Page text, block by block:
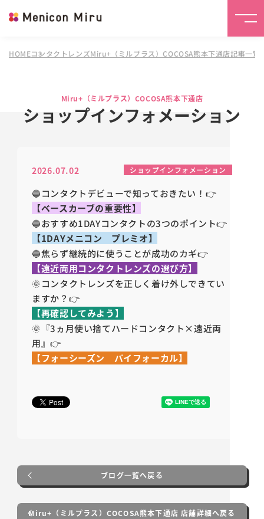
HOMEコンタクトレンズMiru+（ミルプラス）COCOSA熊本下通店記事一覧
Miru+（ミルプラス）COCOSA熊本下通店
ショップインフォメーション
2026.07.02 ショップインフォメーション
🔵コンタクトデビューで知っておきたい！👉
【ベースカーブの重要性】
🔵おすすめ1DAYコンタクトの3つのポイント👉
【1DAYメニコン プレミオ】
🔵焦らず継続的に使うことが成功のカギ👉
【遠近両用コンタクトレンズの選び方】
🌞コンタクトレンズを正しく着け外しできてい
ますか？👉
【再確認してみよう】
🌞『3ヵ月使い捨てハードコンタクト×遠近両
用』👉
【フォーシーズン バイフォーカル】
ブログ一覧へ戻る
Miru+（ミルプラス）COCOSA熊本下通店 店舗詳細へ戻る